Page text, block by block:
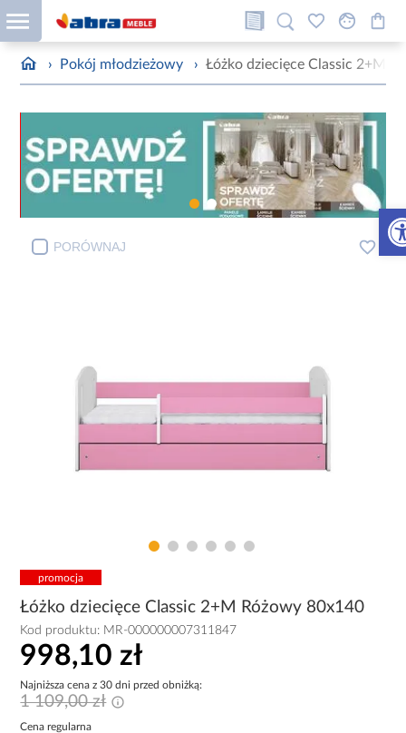
› Pokój młodzieżowy › Łóżko dziecięce Classic 2+M
PORÓWNAJ
promocja
Łóżko dziecięce Classic 2+M Różowy 80x140
Kod produktu: MR-000000007311847
998,10 zł
Najniższa cena z 30 dni przed obniżką:
1 109,00 zł
Cena regularna